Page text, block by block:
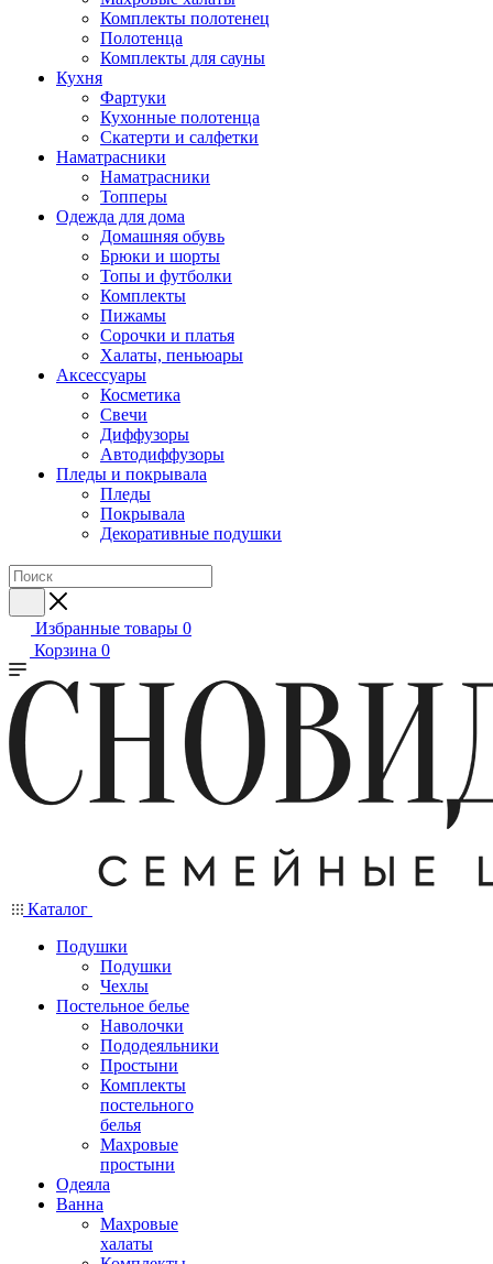
Комплекты полотенец
Полотенца
Комплекты для сауны
Кухня
Фартуки
Кухонные полотенца
Скатерти и салфетки
Наматрасники
Наматрасники
Топперы
Одежда для дома
Домашняя обувь
Брюки и шорты
Топы и футболки
Комплекты
Пижамы
Сорочки и платья
Халаты, пеньюары
Аксессуары
Косметика
Свечи
Диффузоры
Автодиффузоры
Пледы и покрывала
Пледы
Покрывала
Декоративные подушки
Избранные товары 0
Корзина 0
Каталог
Подушки
Подушки
Чехлы
Постельное белье
Наволочки
Пододеяльники
Простыни
Комплекты
постельного
белья
Махровые
простыни
Одеяла
Ванна
Махровые
халаты